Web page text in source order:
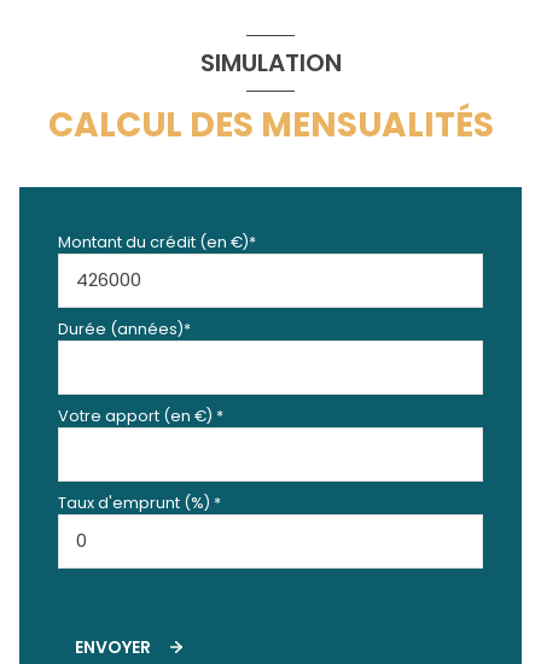
SIMULATION
CALCUL DES MENSUALITÉS
Montant du crédit (en €)*
Durée (années)*
Votre apport (en €) *
Taux d'emprunt (%) *
ENVOYER